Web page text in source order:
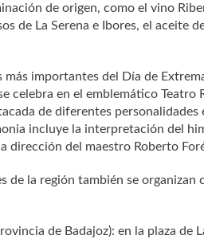
de origen, como el vino
de La Serena e Ibores, el aceite
más importantes del Día de
celebra en el emblemático Teatro
de diferentes
incluye la interpretación del
dirección del maestro Roberto
de la región también se organizan
de Badajoz): en la plaza de